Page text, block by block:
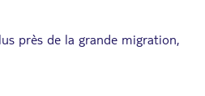
près de la grande migration,